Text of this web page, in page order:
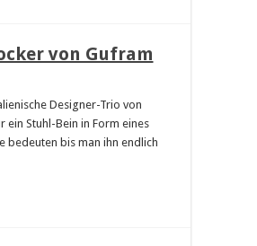
von Gufram
Designer-Trio von
ein Stuhl-Bein in Form eines
bedeuten bis man ihn endlich